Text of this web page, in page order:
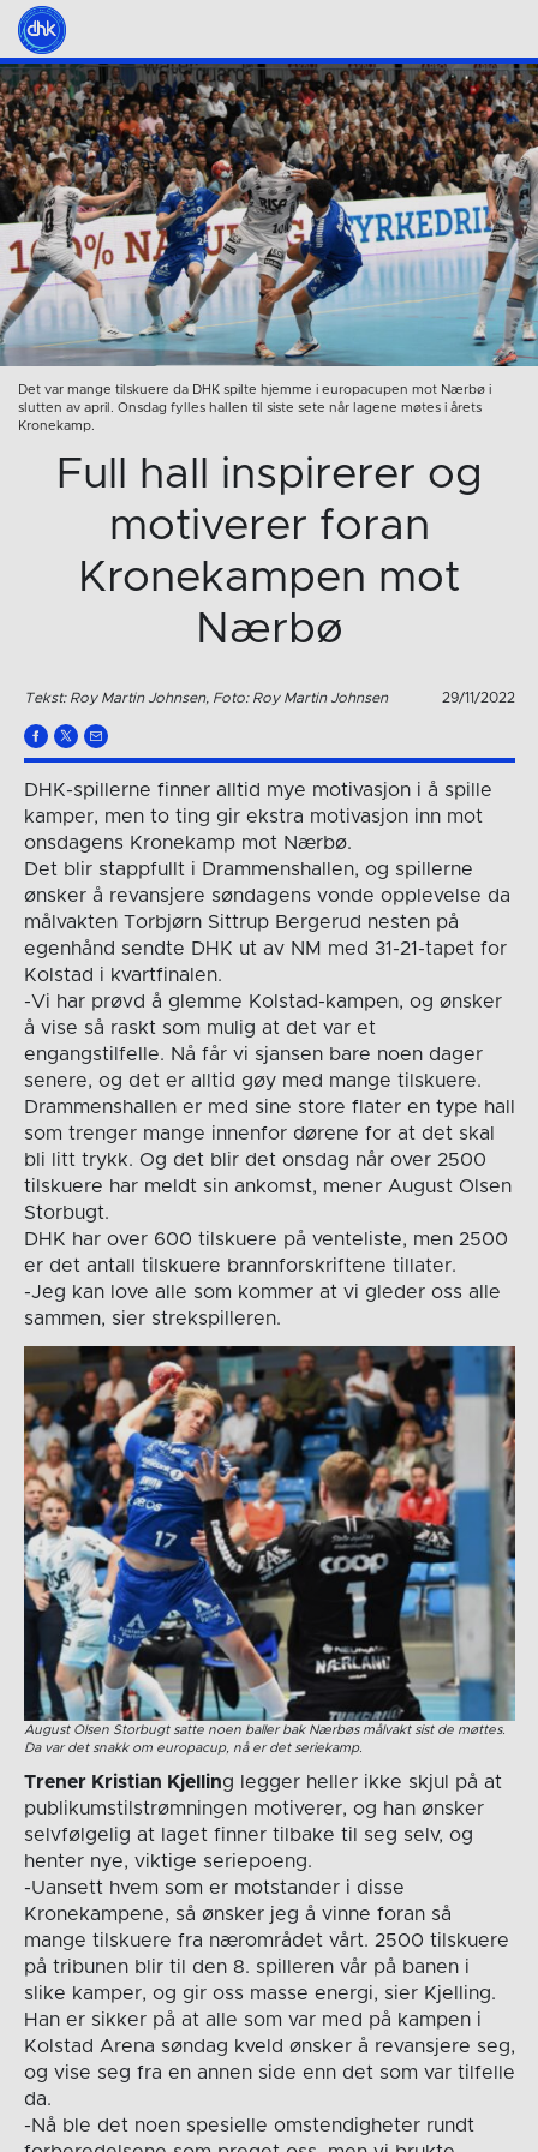
Det var mange tilskuere da DHK spilte hjemme i europacupen mot Nærbø i
slutten av april. Onsdag fylles hallen til siste sete når lagene møtes i årets
Kronekamp.
Full hall inspirerer og
motiverer foran
Kronekampen mot
Nærbø
Tekst: Roy Martin Johnsen, Foto: Roy Martin Johnsen 29/11/2022
DHK-spillerne finner alltid mye motivasjon i å spille
kamper, men to ting gir ekstra motivasjon inn mot
onsdagens Kronekamp mot Nærbø.
Det blir stappfullt i Drammenshallen, og spillerne
ønsker å revansjere søndagens vonde opplevelse da
målvakten Torbjørn Sittrup Bergerud nesten på
egenhånd sendte DHK ut av NM med 31-21-tapet for
Kolstad i kvartfinalen.
-Vi har prøvd å glemme Kolstad-kampen, og ønsker
å vise så raskt som mulig at det var et
engangstilfelle. Nå får vi sjansen bare noen dager
senere, og det er alltid gøy med mange tilskuere.
Drammenshallen er med sine store flater en type hall
som trenger mange innenfor dørene for at det skal
bli litt trykk. Og det blir det onsdag når over 2500
tilskuere har meldt sin ankomst, mener August Olsen
Storbugt.
DHK har over 600 tilskuere på venteliste, men 2500
er det antall tilskuere brannforskriftene tillater.
-Jeg kan love alle som kommer at vi gleder oss alle
sammen, sier strekspilleren.
August Olsen Storbugt satte noen baller bak Nærbøs målvakt sist de møttes.
Da var det snakk om europacup, nå er det seriekamp.
Trener Kristian Kjelling legger heller ikke skjul på at
publikumstilstrømningen motiverer, og han ønsker
selvfølgelig at laget finner tilbake til seg selv, og
henter nye, viktige seriepoeng.
-Uansett hvem som er motstander i disse
Kronekampene, så ønsker jeg å vinne foran så
mange tilskuere fra nærområdet vårt. 2500 tilskuere
på tribunen blir til den 8. spilleren vår på banen i
slike kamper, og gir oss masse energi, sier Kjelling.
Han er sikker på at alle som var med på kampen i
Kolstad Arena søndag kveld ønsker å revansjere seg,
og vise seg fra en annen side enn det som var tilfelle
da.
-Nå ble det noen spesielle omstendigheter rundt